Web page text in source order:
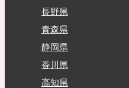
長野県
青森県
静岡県
香川県
高知県